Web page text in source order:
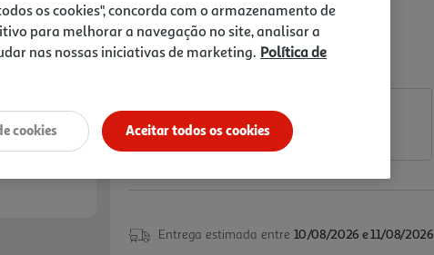
12,99 €
Entrega estimada entre 10/08/2026 e 11/08/2026
os cookies", concorda com o armazenamento de
para melhorar a navegação no site, analisar a
nas nossas iniciativas de marketing. Política de
Aceitar todos os cookies
cookies